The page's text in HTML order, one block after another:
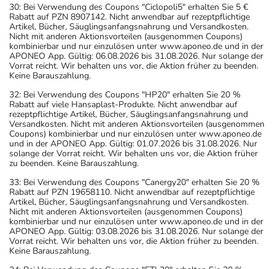
30: Bei Verwendung des Coupons "Ciclopoli5" erhalten Sie 5 €
Rabatt auf PZN 8907142. Nicht anwendbar auf rezeptpflichtige
Artikel, Bücher, Säuglingsanfangsnahrung und Versandkosten.
Nicht mit anderen Aktionsvorteilen (ausgenommen Coupons)
kombinierbar und nur einzulösen unter www.aponeo.de und in der
APONEO App. Gültig: 06.08.2026 bis 31.08.2026. Nur solange der
Vorrat reicht. Wir behalten uns vor, die Aktion früher zu beenden.
Keine Barauszahlung.
32: Bei Verwendung des Coupons "HP20" erhalten Sie 20 %
Rabatt auf viele Hansaplast-Produkte. Nicht anwendbar auf
rezeptpflichtige Artikel, Bücher, Säuglingsanfangsnahrung und
Versandkosten. Nicht mit anderen Aktionsvorteilen (ausgenommen
Coupons) kombinierbar und nur einzulösen unter www.aponeo.de
und in der APONEO App. Gültig: 01.07.2026 bis 31.08.2026. Nur
solange der Vorrat reicht. Wir behalten uns vor, die Aktion früher
zu beenden. Keine Barauszahlung.
33: Bei Verwendung des Coupons "Canergy20" erhalten Sie 20 %
Rabatt auf PZN 19658110. Nicht anwendbar auf rezeptpflichtige
Artikel, Bücher, Säuglingsanfangsnahrung und Versandkosten.
Nicht mit anderen Aktionsvorteilen (ausgenommen Coupons)
kombinierbar und nur einzulösen unter www.aponeo.de und in der
APONEO App. Gültig: 03.08.2026 bis 31.08.2026. Nur solange der
Vorrat reicht. Wir behalten uns vor, die Aktion früher zu beenden.
Keine Barauszahlung.